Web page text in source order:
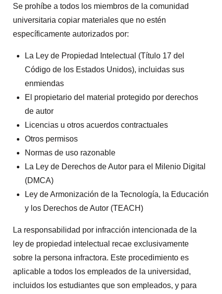
Se prohíbe a todos los miembros de la comunidad
universitaria copiar materiales que no estén
específicamente autorizados por:
La Ley de Propiedad Intelectual (Título 17 del
Código de los Estados Unidos), incluidas sus
enmiendas
El propietario del material protegido por derechos
de autor
Licencias u otros acuerdos contractuales
Otros permisos
Normas de uso razonable
La Ley de Derechos de Autor para el Milenio Digital
(DMCA)
Ley de Armonización de la Tecnología, la Educación
y los Derechos de Autor (TEACH)
La responsabilidad por infracción intencionada de la
ley de propiedad intelectual recae exclusivamente
sobre la persona infractora. Este procedimiento es
aplicable a todos los empleados de la universidad,
incluidos los estudiantes que son empleados, y para